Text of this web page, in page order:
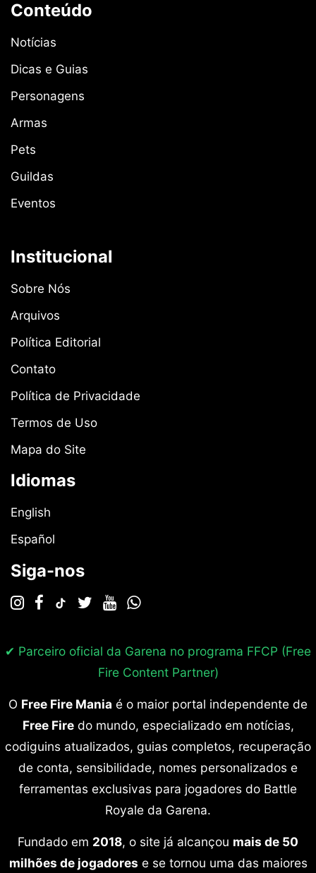
Conteúdo
Notícias
Dicas e Guias
Personagens
Armas
Pets
Guildas
Eventos
Institucional
Sobre Nós
Arquivos
Política Editorial
Contato
Política de Privacidade
Termos de Uso
Mapa do Site
Idiomas
English
Español
Siga-nos
✔ Parceiro oficial da Garena no programa FFCP (Free
Fire Content Partner)
O Free Fire Mania é o maior portal independente de
Free Firedo mundo, especializado em notícias,
codiguins atualizados, guias completos, recuperação
de conta, sensibilidade, nomes personalizados e
ferramentas exclusivas para jogadores do Battle
Royale da Garena.
Fundado em 2018, o site já alcançou mais de 50
milhões de jogadores e se tornou uma das maiores